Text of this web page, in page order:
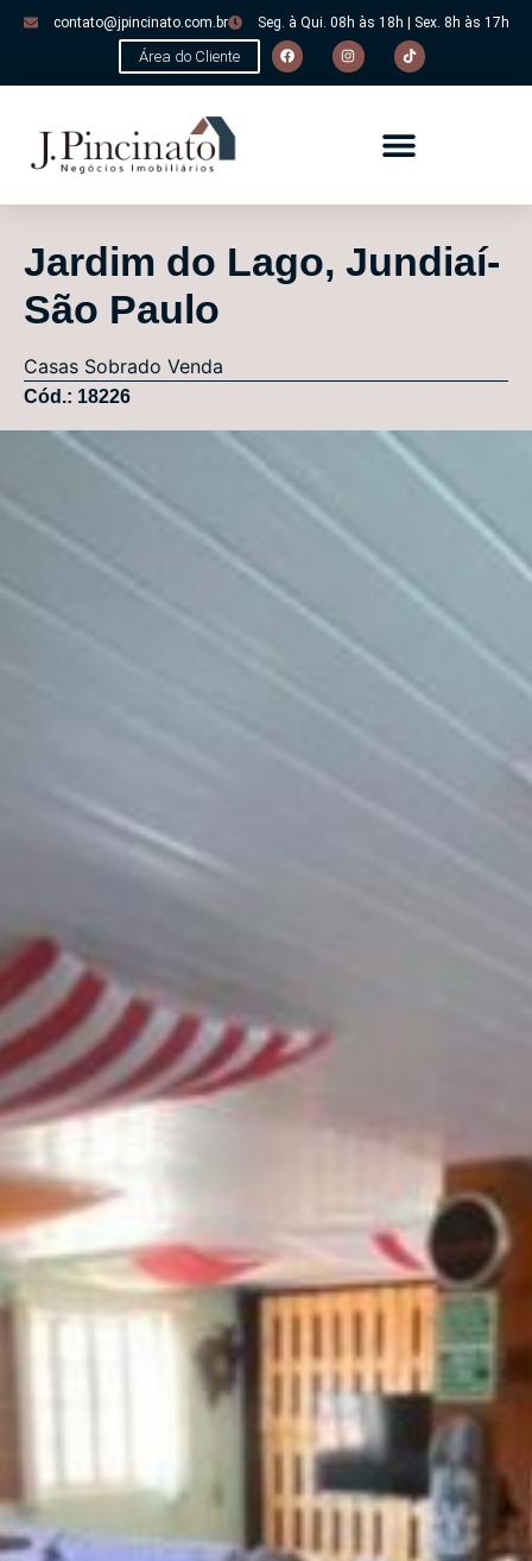
contato@jpincinato.com.br Seg. à Qui. 08h às 18h | Sex. 8h às 17h
Área do Cliente
Jardim do Lago, Jundiaí-
São Paulo
Casas Sobrado Venda
Cód.: 18226